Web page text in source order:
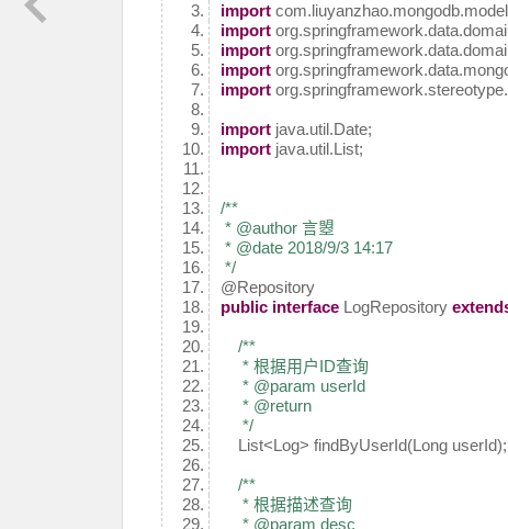
import
import
import
import
import
importjava.util.Date;
importjava.util.List;
/**
* @author 言曌
* @date 2018/9/3 14:17
*/
@Repository
public interfaceLogRepository
/**
* 根据用户ID查询
* @param userId
* @return
*/
List<Log> findByUserId(Long userId);
/**
* 根据描述查询
* @param desc